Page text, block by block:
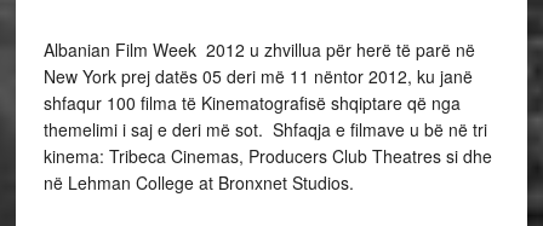
Albanian Film Week 2012 u zhvillua për herë të parë në
New York prej datës 05 deri më 11 nëntor 2012, ku janë
shfaqur 100 filma të Kinematografisë shqiptare që nga
themelimi i saj e deri më sot. Shfaqja e filmave u bë në tri
kinema: Tribeca Cinemas, Producers Club Theatres si dhe
në Lehman College at Bronxnet Studios.